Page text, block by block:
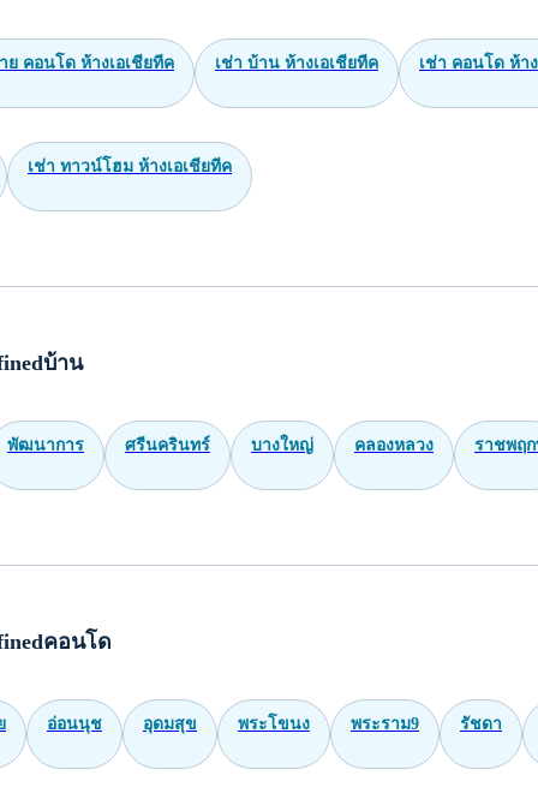
ย คอนโด ห้างเอเชียทีค เช่า บ้าน ห้างเอเชียทีค เช่า คอนโด ห้า
เช่า ทาวน์โฮม ห้างเอเชียทีค
บ้าน
พัฒนาการ ศรีนครินทร์ บางใหญ่ คลองหลวง ราชพฤ
คอนโด
อ่อนนุช อุดมสุข พระโขนง พระราม9 รัชดา